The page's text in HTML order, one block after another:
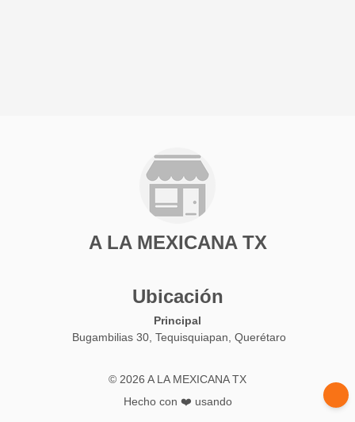
A LA MEXICANA TX
Ubicación
Principal
Bugambilias 30, Tequisquiapan, Querétaro
© 2026 A LA MEXICANA TX
Hecho con ❤️ usando